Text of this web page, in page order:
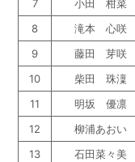
7
小田 柑菜
8
滝本 心咲
9
藤田 芽咲
10
柴田 珠澟
11
明坂 優凛
12
柳浦あおい
13
石田菜々美